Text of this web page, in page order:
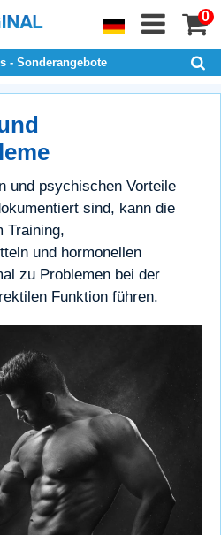
0
- Sonderangebote
und psychischen Vorteile
sind, kann die
Training,
und hormonellen
zu Problemen bei der
Funktion führen.